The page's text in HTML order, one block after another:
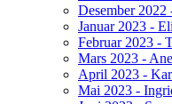
Desember 2022
Januar 2023 -
Februar 2023 -
Mars 2023 -
April 2023 -
Mai 2023 -